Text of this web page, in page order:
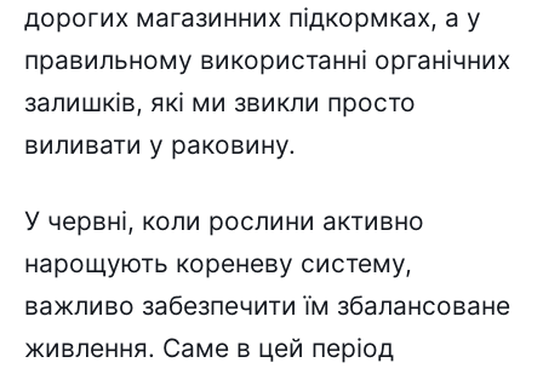
дорогих магазинних підкормках, а у
правильному використанні органічних
залишків, які ми звикли просто
виливати у раковину.
У червні, коли рослини активно
нарощують кореневу систему,
важливо забезпечити їм збалансоване
живлення. Саме в цей період